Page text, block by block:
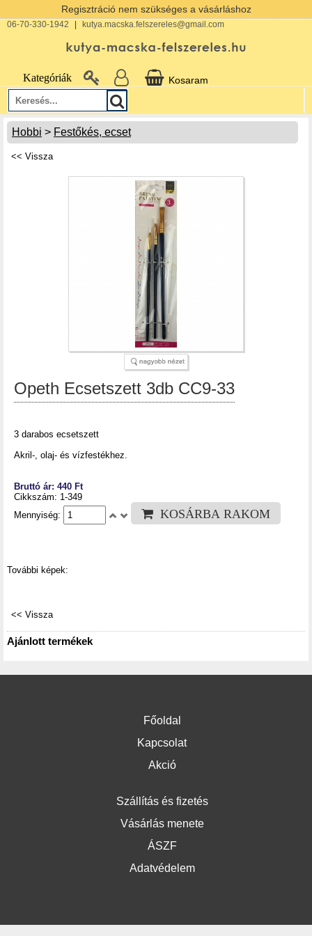
Regisztráció nem szükséges a vásárláshoz
06-70-330-1942 kutya.macska.felszereles@gmail.com
Kategóriák Kosaram
Hobbi > Festőkés, ecset
Opeth Ecsetszett 3db CC9-33
3 darabos ecsetszett
Akril-, olaj- és vízfestékhez.
Bruttó ár: 440 Ft
Cikkszám: 1-349
Mennyiség:
KOSÁRBA RAKOM
További képek:
Ajánlott termékek
Főoldal
Kapcsolat
Akció
Szállítás és fizetés
Vásárlás menete
ÁSZF
Adatvédelem